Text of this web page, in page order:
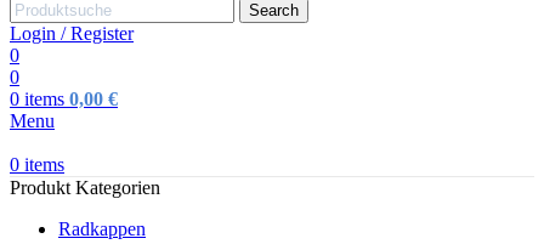
Search
Login / Register
0
0
0 items 0,00 €
Menu
0 items
Produkt Kategorien
Radkappen